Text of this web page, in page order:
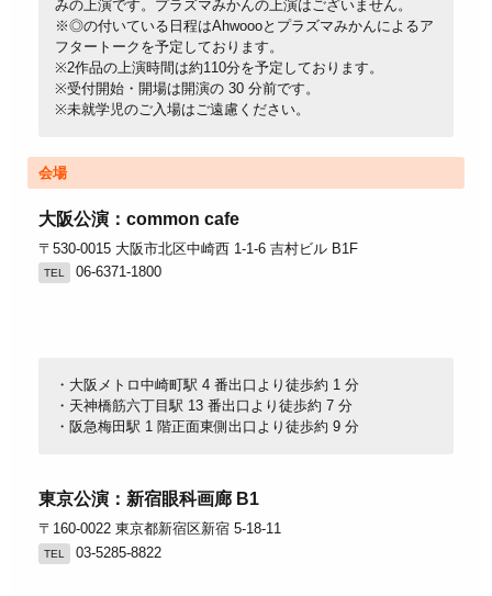
みの上演です。プラズマみかんの上演はございません。
※◎の付いている日程はAhwoooとプラズマみかんによるア
フタートークを予定しております。
※2作品の上演時間は約110分を予定しております。
※受付開始・開場は開演の 30 分前です。
※未就学児のご入場はご遠慮ください。
会場
大阪公演： common cafe
〒530-0015 大阪市北区中崎西 1-1-6 吉村ビル B1F
TEL 06-6371-1800
・大阪メトロ中崎町駅 4 番出口より徒歩約 1 分
・天神橋筋六丁目駅 13 番出口より徒歩約 7 分
・阪急梅田駅 1 階正面東側出口より徒歩約 9 分
東京公演： 新宿眼科画廊 B1
〒160-0022 東京都新宿区新宿 5-18-11
TEL 03-5285-8822